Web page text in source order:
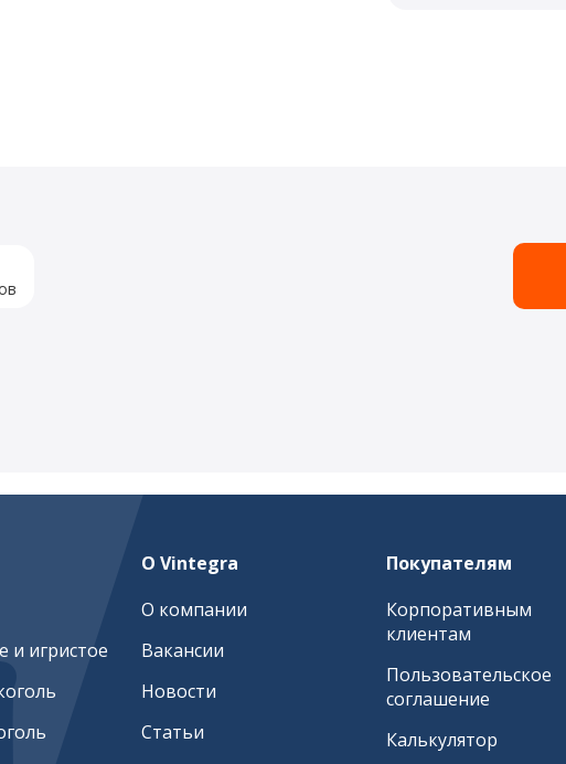
и игристое
О Vintegra
О компании
Вакансии
Новости
Статьи
Покупателям
Корпоративным
клиентам
Пользовательское
соглашение
Калькулятор